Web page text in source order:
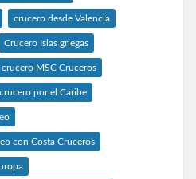
crucero desde Valencia
Crucero Islas griegas
crucero MSC Cruceros
crucero por el Caribe
con Costa Cruceros